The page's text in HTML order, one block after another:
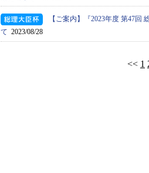
【ご案内】『2023年度 第47
て 2023/08/28
<< 1